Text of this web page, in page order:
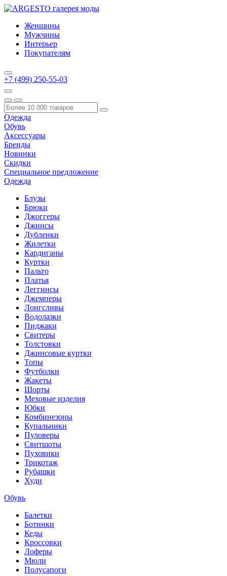
Женщины
Мужчины
Интерьер
Покупателям
+7 (499) 250-55-03
Одежда
Обувь
Аксессуары
Бренды
Новинки
Скидки
Специальное предложение
Одежда
Блузы
Брюки
Джоггеры
Джинсы
Дубленки
Жилетки
Кардиганы
Куртки
Пальто
Платья
Леггинсы
Джемперы
Лонгсливы
Водолазки
Пиджаки
Свитеры
Толстовки
Джинсовые куртки
Топы
Футболки
Жакеты
Шорты
Меховые изделия
Юбки
Комбинезоны
Купальники
Пуловеры
Свитшоты
Пуховики
Трикотаж
Рубашки
Худи
Обувь
Балетки
Ботинки
Кеды
Кроссовки
Лоферы
Мюли
Полусапоги